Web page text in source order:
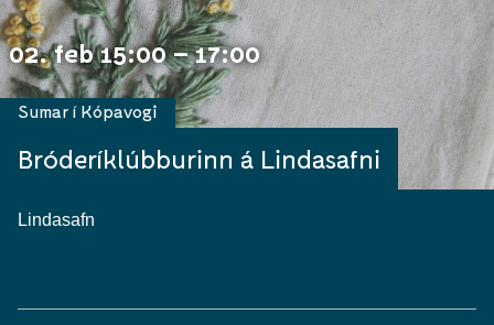
02. feb 15:00 – 17:00
Bróderíklúbburinn á Lindasafni
Sumar í Kópavogi
Lindasafn